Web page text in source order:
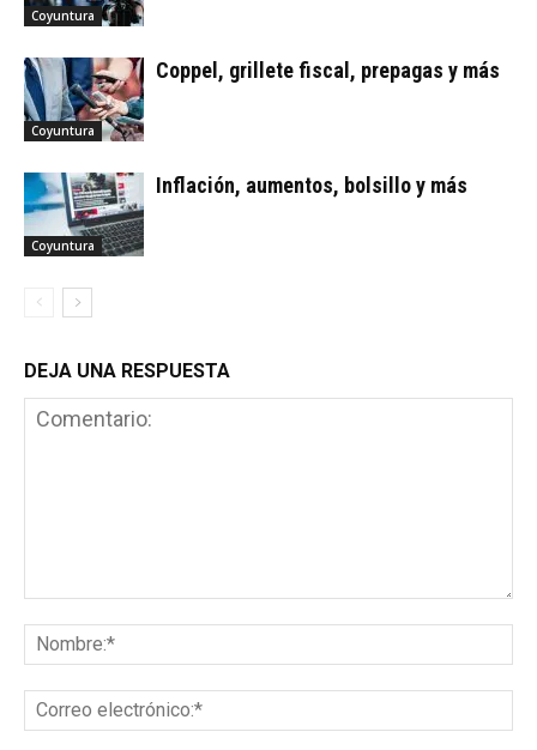
Coyuntura
Coyuntura
Coppel, grillete fiscal, prepagas y más
Coyuntura
Inflación, aumentos, bolsillo y más
DEJA UNA RESPUESTA